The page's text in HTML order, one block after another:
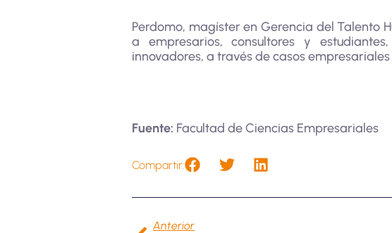
Perdomo, magíster en Gerencia del Talento
a empresarios, consultores y
innovadores, a través de casos
Fuente: Facultad de Ciencias Empresariales
Compartir:
Anterior